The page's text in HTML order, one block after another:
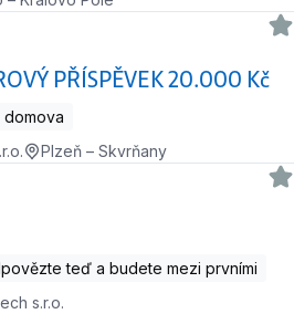
PŘÍSPĚVEK 20.000 Kč
Plzeň – Skvrňany
teď a budete mezi prvními
s.r.o.